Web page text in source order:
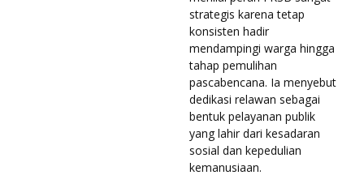
strategis karena tetap
konsisten hadir
mendampingi warga hingga
tahap pemulihan
pascabencana. Ia menyebut
dedikasi relawan sebagai
bentuk pelayanan publik
yang lahir dari kesadaran
sosial dan kepedulian
kemanusiaan.